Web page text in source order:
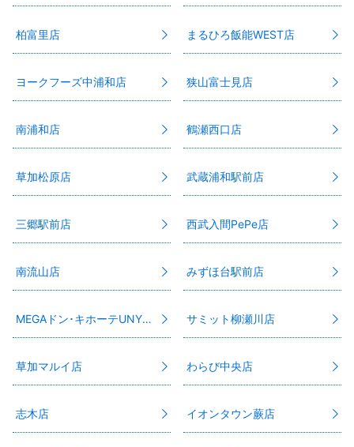
柏富里店 まるひろ飯能WEST店
ヨークフーズ中浦和店 狭山富士見店
南浦和店 鶴瀬西口店
草加松原店 武蔵浦和駅前店
三郷駅前店 西武入間PePe店
南流山店 みずほ台駅前店
MEGAドン･キホーテUNY伊那店 サミット柳瀬川店
草加マルイ店 わらび中央店
志木店 イオンタウン蕨店